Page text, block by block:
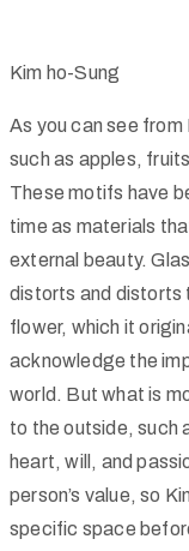
하
기
로
그
인
회
원
가
입
Kim ho-Sung
As you can see
such as apples,
These motifs have
time as materials
external beauty.
distorts and distorts
flower, which it
acknowledge the
world. But what is
to the outside, such
heart, will, and
person’s value, so
specific space